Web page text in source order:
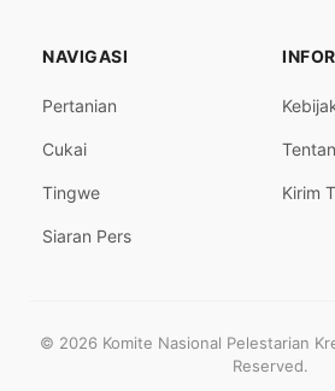
NAVIGASI
Pertanian
Cukai
Tingwe
Siaran Pers
Kirim
© 2026 Komite Nasional Pelestarian
Reserved.